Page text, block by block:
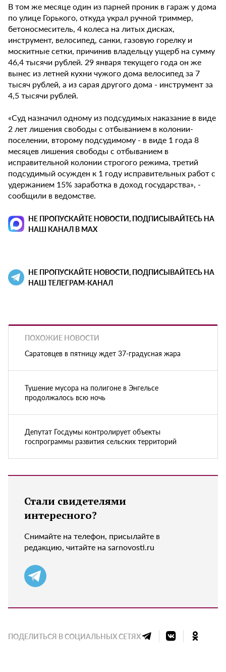
В том же месяце один из парней проник в гараж у дома
по улице Горького, откуда украл ручной триммер,
бетоносмеситель, 4 колеса на литых дисках,
инструмент, велосипед, санки, газовую горелку и
москитные сетки, причинив владельцу ущерб на сумму
46,4 тысячи рублей. 29 января текущего года он же
вынес из летней кухни чужого дома велосипед за 7
тысяч рублей, а из сарая другого дома - инструмент за
4,5 тысячи рублей.
«Суд назначил одному из подсудимых наказание в виде
2 лет лишения свободы с отбыванием в колонии-
поселении, второму подсудимому - в виде 1 года 8
месяцев лишения свободы с отбыванием в
исправительной колонии строгого режима, третий
подсудимый осужден к 1 году исправительных работ с
удержанием 15% заработка в доход государства», -
сообщили в ведомстве.
НЕ ПРОПУСКАЙТЕ НОВОСТИ, ПОДПИСЫВАЙТЕСЬ НА
НАШ КАНАЛ В MAX
НЕ ПРОПУСКАЙТЕ НОВОСТИ, ПОДПИСЫВАЙТЕСЬ НА
НАШ ТЕЛЕГРАМ-КАНАЛ
ПОХОЖИЕ НОВОСТИ
Саратовцев в пятницу ждет 37-градусная жара
Тушение мусора на полигоне в Энгельсе
продолжалось всю ночь
Депутат Госдумы контролирует объекты
госпрограммы развития сельских территорий
Стали свидетелями
интересного?
Снимайте на телефон, присылайте в
редакцию, читайте на sarnovosti.ru
ПОДЕЛИТЬСЯ В СОЦИАЛЬНЫХ СЕТЯХ